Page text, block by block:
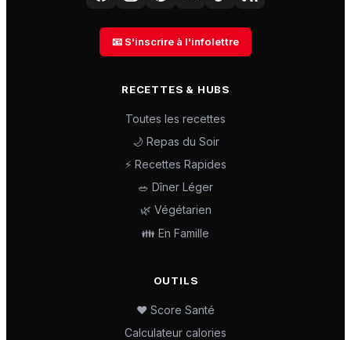
📧 S'inscrire à l'infolettre
RECETTES & HUBS
Toutes les recettes
🌙 Repas du Soir
⚡ Recettes Rapides
🥗 Dîner Léger
🌿 Végétarien
👪 En Famille
OUTILS
❤️ Score Santé
Calculateur calories